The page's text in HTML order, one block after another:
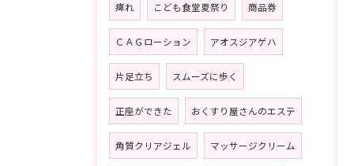
痺れ こども食堂夏祭り 商品券
ＣＡＧローション アオスジアゲハ
片足立ち スムーズに歩く
正座ができた おくすり屋さんのエステ
角質クリアジェル マッサージクリーム